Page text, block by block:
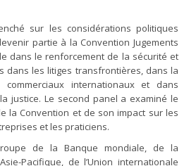
sur les considérations politiques
partie à la Convention Jugements
dans le renforcement de la sécurité et
dans les litiges transfrontières, dans la
internationaux et dans
justice. Le second panel a examiné le
la Convention et de son impact sur les
et les praticiens.
de la Banque mondiale, de la
Pacifique, de l’Union internationale